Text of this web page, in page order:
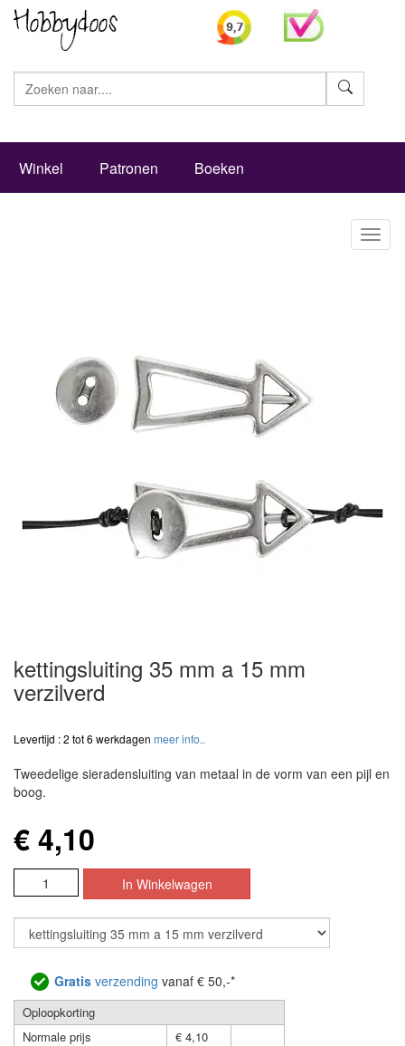
Winkel Patronen Boeken
kettingsluiting 35 mm a 15 mm
verzilverd
Levertijd : 2 tot 6 werkdagen meer info..
Tweedelige sieradensluiting van metaal in de vorm van een pijl en
boog.
€ 4,10
Gratis verzending vanaf € 50,-*
Oploopkorting
Normale prijs
€ 4,10